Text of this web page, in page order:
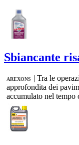
Sbiancante
AREXONS
Tra le
approfondita dei
accumulato nel tempo